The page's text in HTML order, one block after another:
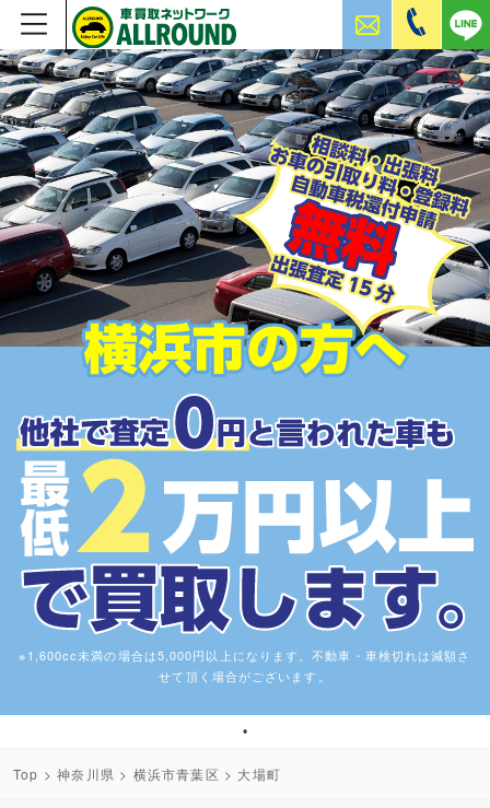
※1,600cc未満の場合は5,000円以上になります。不動車・車検切れは減額さ
せて頂く場合がございます。
1
Top >神奈川県 > 横浜市青葉区 > 大場町